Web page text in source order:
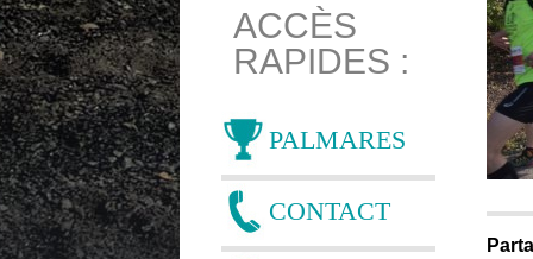
ACCÈS
RAPIDES :
PALMARES
CONTACT